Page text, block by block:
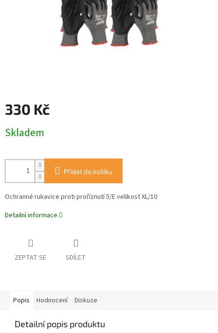
330 Kč
cena:
Skladem
Přidat do košíku
Ochranné rukavice proti proříznutí 5/E velikost XL/10
Detailní informace
ZEPTAT SE SDÍLET
Popis Hodnocení Diskuze
Detailní popis produktu